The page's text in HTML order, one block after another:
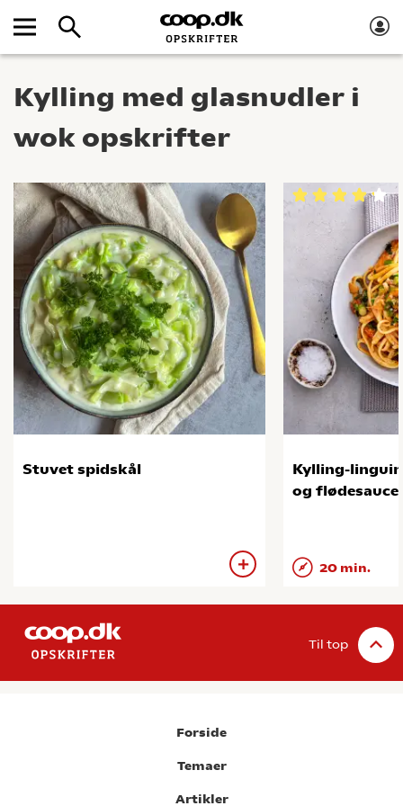
Kylling med glasnudler i
wok opskrifter
Stuvet spidskål
Kylling-
og flødesauce
20 min.
Til top
Forside
Temaer
Artikler